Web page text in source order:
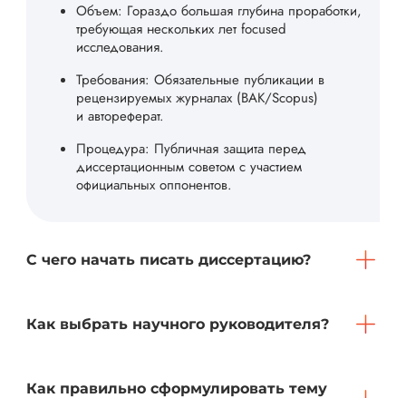
Объем: Гораздо большая глубина проработки,
требующая нескольких лет focused
исследования.
Требования: Обязательные публикации в
рецензируемых журналах (ВАК/Scopus)
и автореферат.
Процедура: Публичная защита перед
диссертационным советом с участием
официальных оппонентов.
С чего начать писать диссертацию?
Как выбрать научного руководителя?
Как правильно сформулировать тему